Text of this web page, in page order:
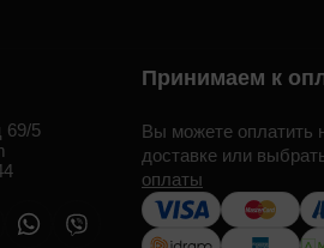
69/5
Принимаем к
Вы можете оплатить
доставке или
оплаты